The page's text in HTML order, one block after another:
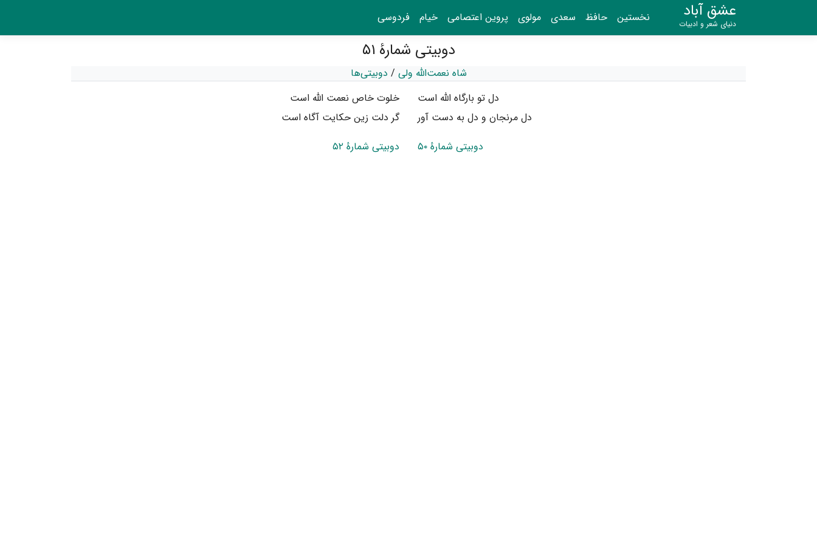
عشق آباد
دنیای شعر و ادبیات نخستین حافظ سعدی مولوی پروین اعتصامی خیام فردوسی
دوبیتی شمارهٔ ۵۱
شاه نعمت‌الله ولی / دوبیتی‌ها
دل تو بارگاه الله است
خلوت خاص نعمت الله است
دل مرنجان و دل به دست آور
گر دلت زین حکایت آگاه است
دوبیتی شمارهٔ ۵۰
دوبیتی شمارهٔ ۵۲